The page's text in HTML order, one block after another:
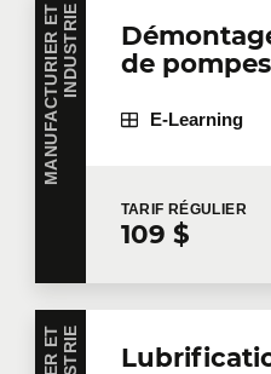
Entreprise
Nombre de participants
Formation*
M
A
N
U
F
A
C
T
U
R
I
E
R
E
T
I
N
D
U
S
T
R
IE
de pompes
E-Learning
TARIF RÉGULIER
109 $